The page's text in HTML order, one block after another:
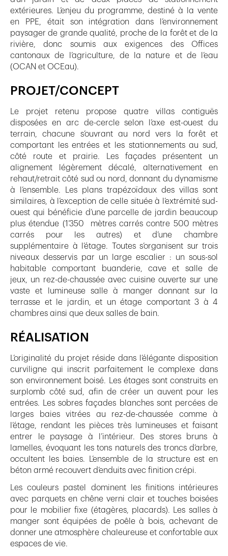
extérieures. L’enjeu du programme, destiné à la vente
en PPE, était son intégration dans l’environnement
paysager de grande qualité, proche de la forêt et de la
rivière, donc soumis aux exigences des Offices
cantonaux de l’agriculture, de la nature et de l’eau
(OCAN et OCEau).
PROJET/CONCEPT
Le projet retenu propose quatre villas contiguës
disposées en arc de-cercle selon l’axe est-ouest du
terrain, chacune s’ouvrant au nord vers la forêt et
comportant les entrées et les stationnements au sud,
côté route et prairie. Les façades présentent un
alignement légèrement décalé, alternativement en
rehaut/retrait côté sud ou nord, donnant du dynamisme
à l’ensemble. Les plans trapézoïdaux des villas sont
similaires, à l’exception de celle située à l’extrémité sud-
ouest qui bénéficie d’une parcelle de jardin beaucoup
plus étendue (1’350 mètres carrés contre 500 mètres
carrés pour les autres) et d’une chambre
supplémentaire à l’étage. Toutes s’organisent sur trois
niveaux desservis par un large escalier : un sous-sol
habitable comportant buanderie, cave et salle de
jeux, un rez-de-chaussée avec cuisine ouverte sur une
vaste et lumineuse salle à manger donnant sur la
terrasse et le jardin, et un étage comportant 3 à 4
chambres ainsi que deux salles de bain.
RÉALISATION
L’originalité du projet réside dans l’élégante disposition
curviligne qui inscrit parfaitement le complexe dans
son environnement boisé. Les étages sont construits en
surplomb côté sud, afin de créer un auvent pour les
entrées. Les sobres façades blanches sont percées de
larges baies vitrées au rez-de-chaussée comme à
l’étage, rendant les pièces très lumineuses et faisant
entrer le paysage à l’intérieur. Des stores bruns à
lamelles, évoquant les tons naturels des troncs d’arbre,
occultent les baies. L’ensemble de la structure est en
béton armé recouvert d’enduits avec finition crépi.
Les couleurs pastel dominent les finitions intérieures
avec parquets en chêne verni clair et touches boisées
pour le mobilier fixe (étagères, placards). Les salles à
manger sont équipées de poêle à bois, achevant de
donner une atmosphère chaleureuse et confortable aux
espaces de vie.